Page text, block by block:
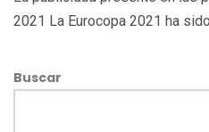
2021 La Eurocopa 2021 ha
Buscar